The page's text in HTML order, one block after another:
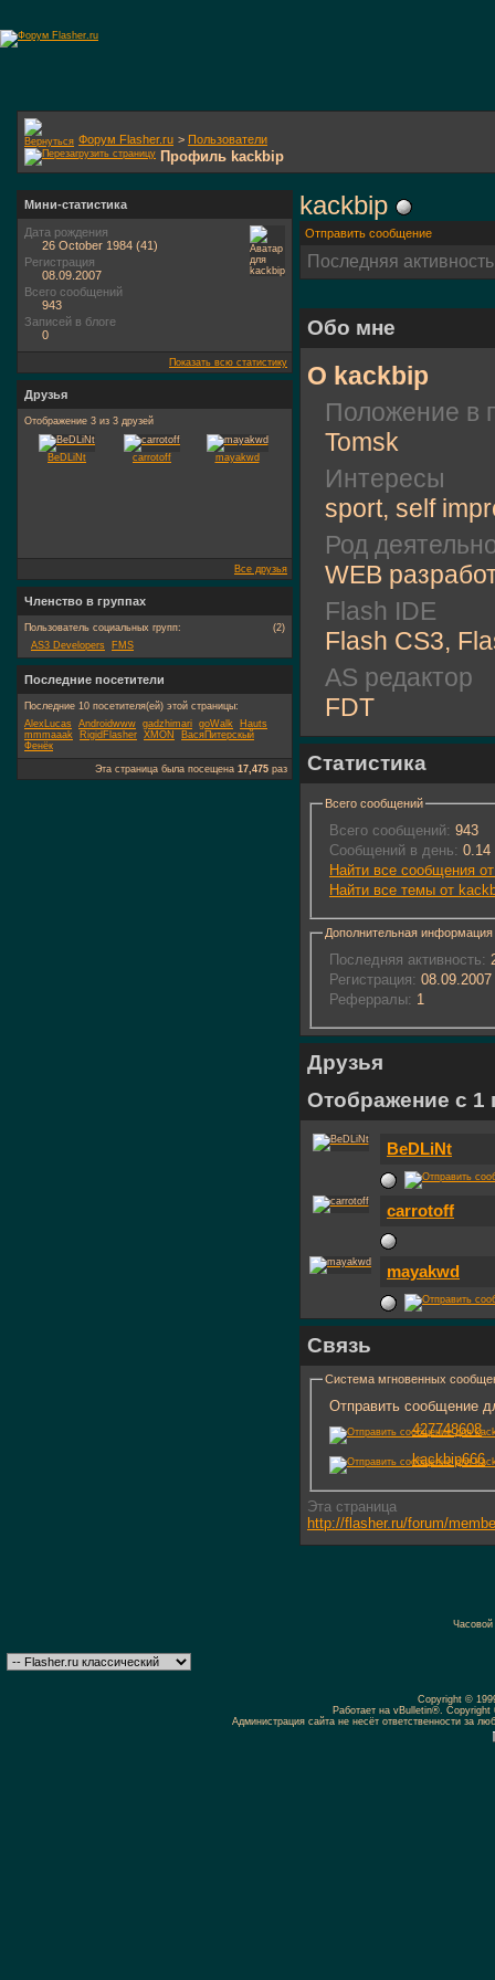
Форум Flasher.ru > Пользователи
Профиль kackbip
kackbip
Отправить сообщение
Последняя
Обо мне
О kackbip
Положение в
Tomsk
Интересы
sport, self
Род
WEB
Flash IDE
Flash CS3,
AS редактор
FDT
Статистика
Всего сообщений
Всего сообщений: 943
Сообщений в день: 0.14
Найти все сообщения
Найти все темы от
Дополнительная информация
Последняя активность:
Регистрация: 08.09.2007
Реферралы: 1
Друзья
Отображение с 1
BeDLiNt
carrotoff
mayakwd
Связь
Система мгновенных
Отправить сообщение
427748608
kackbip666
Эта страница
http://flasher.ru/forum/
Мини-статистика
Дата рождения
26 October 1984 (41)
Регистрация
08.09.2007
Всего сообщений
943
Записей в блоге
0
Показать всю статистику
Друзья
Отображение 3 из 3 друзей
BeDLiNt carrotoff mayakwd
Все друзья
Членство в группах
(2)
Пользователь социальных групп:
AS3 Developers
FMS
Последние посетители
Последние 10 посетителя(ей) этой страницы:
AlexLucas
Androidwww gadzhimari goWalk
Hauts
mmmaaak
RigidFlasher XMON
ВасяПитерскый
Фенёк
Эта страница была посещена 17,475 раз
Copyright ©
Работает на vBulletin®.
Администрация сайта не несёт ответственности за